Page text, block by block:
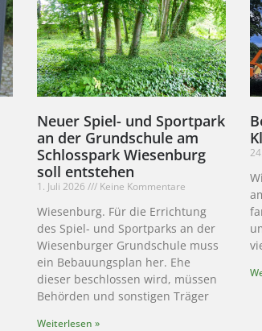
Neuer Spiel- und Sportpark
an der Grundschule am
Schlosspark Wiesenburg
soll entstehen
1. Juli 2026 Keine Kommentare
Wiesenburg. Für die Errichtung
des Spiel- und Sportparks an der
Wiesenburger Grundschule muss
ein Bebauungsplan her. Ehe
dieser beschlossen wird, müssen
Behörden und sonstigen Träger
Weiterlesen »